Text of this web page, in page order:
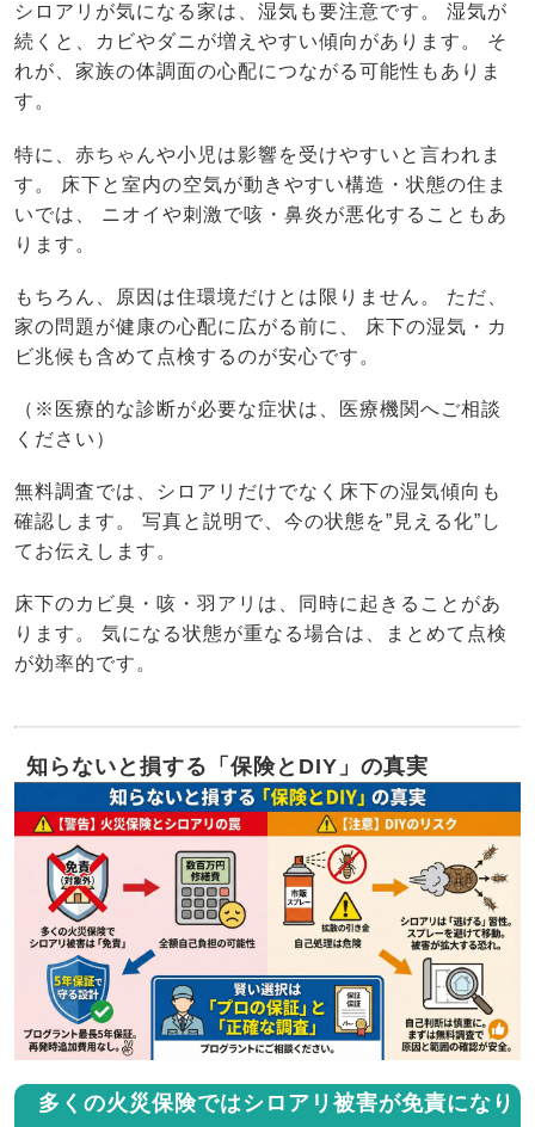
シロアリが気になる家は、湿気も要注意です。 湿気が
続くと、カビやダニが増えやすい傾向があります。 そ
れが、家族の体調面の心配につながる可能性もありま
す。
特に、赤ちゃんや小児は影響を受けやすいと言われま
す。 床下と室内の空気が動きやすい構造・状態の住ま
いでは、 ニオイや刺激で咳・鼻炎が悪化することもあ
ります。
もちろん、原因は住環境だけとは限りません。 ただ、
家の問題が健康の心配に広がる前に、 床下の湿気・カ
ビ兆候も含めて点検するのが安心です。
（※医療的な診断が必要な症状は、医療機関へご相談
ください）
無料調査では、シロアリだけでなく床下の湿気傾向も
確認します。 写真と説明で、今の状態を”見える化”し
てお伝えします。
床下のカビ臭・咳・羽アリは、同時に起きることがあ
ります。 気になる状態が重なる場合は、まとめて点検
が効率的です。
知らないと損する「保険とDIY」の真実
多くの火災保険ではシロアリ被害が免責になり